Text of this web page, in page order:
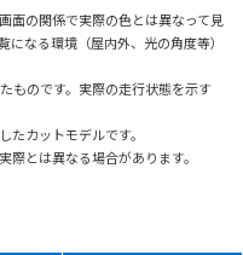
面の関係で実際の色とは異なって見
なる環境（屋内外、光の角度等）
ものです。実際の走行状態を示す
カットモデルです。
際とは異なる場合があります。